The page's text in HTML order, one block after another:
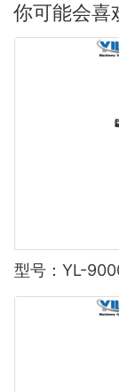
你可能会喜
型号：YL-